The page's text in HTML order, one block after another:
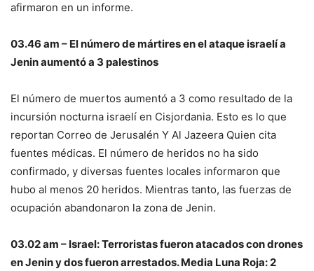
afirmaron en un informe.
03.46 am – El número de mártires en el ataque israelí a
Jenin aumentó a 3 palestinos
El número de muertos aumentó a 3 como resultado de la
incursión nocturna israelí en Cisjordania. Esto es lo que
reportan Correo de Jerusalén Y Al Jazeera Quien cita
fuentes médicas. El número de heridos no ha sido
confirmado, y diversas fuentes locales informaron que
hubo al menos 20 heridos. Mientras tanto, las fuerzas de
ocupación abandonaron la zona de Jenin.
03.02 am – Israel: Terroristas fueron atacados con drones
en Jenin y dos fueron arrestados. Media Luna Roja: 2